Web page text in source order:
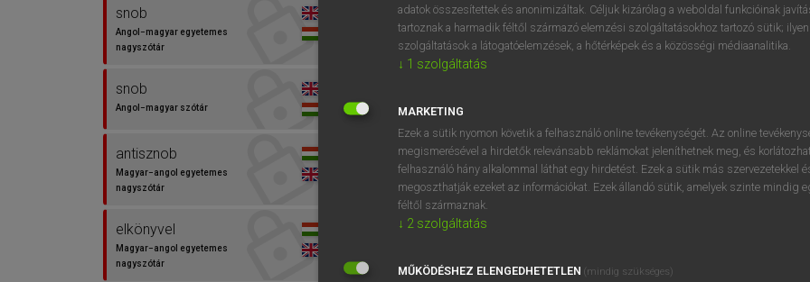
snob
Angol−magyar egyetemes
nagyszótár
snob
Angol−magyar szótár
antisznob
Magyar−angol egyetemes
nagyszótár
elkönyvel
Magyar−angol egyetemes
nagyszótár
⚲ snobkeresése szótárainkban
adatok összesítettek és anonimizáltak. Céljuk kizárólag a weboldal funkcióinak
tartoznak a harmadik féltől származó elemzési szolgáltatásokhoz tartozó sütik;
szolgáltatások a látogatóelemzések, a hőtérképek és a közösségi médiaanalitika.
↓ 1 szolgáltatás
MARKETING
Ezek a sütik nyomon követik a felhasználó online tevékenységét. Az online
megismerésével a hirdetők relevánsabb reklámokat jeleníthetnek meg, és
felhasználó hány alkalommal láthat egy hirdetést. Ezek a sütik más szervezetekkel
megoszthatják ezeket az információkat. Ezek állandó sütik, amelyek szinte mindig
féltől származnak.
↓ 2 szolgáltatás
MŰKÖDÉSHEZ ELENGEDHETETLEN (mindig szükséges)
í y x c v b n m , .